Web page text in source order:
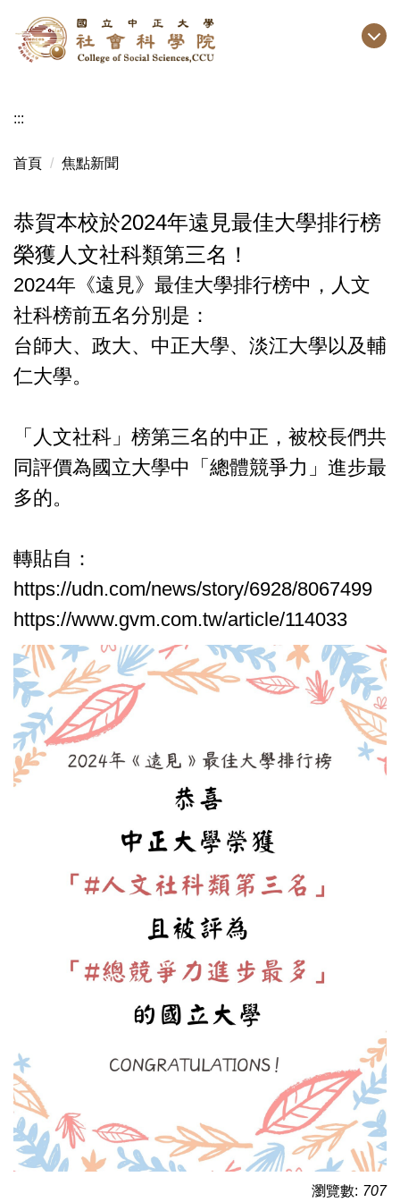
到
主
容
:::
首頁 焦點新聞
恭賀本校於2024年遠見最佳大學排行榜
榮獲人文社科類第三名！
2024年《遠見》最佳大學排行榜中，人文
社科榜前五名分別是：
台師大、政大、中正大學、淡江大學以及輔
仁大學。
「人文社科」榜第三名的中正，被校長們共
同評價為國立大學中「總體競爭力」進步最
多的。
轉貼自：
https://udn.com/news/story/6928/8067499
https://www.gvm.com.tw/article/114033
瀏覽數: 707